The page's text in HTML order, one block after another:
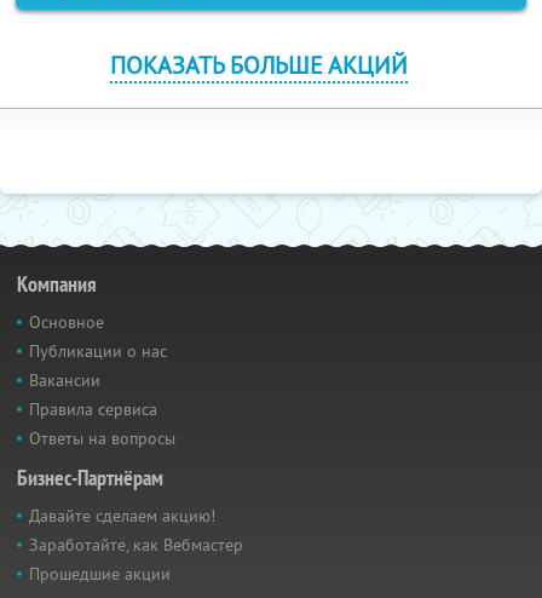
ПОКАЗАТЬ БОЛЬШЕ АКЦИЙ
Компания
Основное
Публикации о нас
Вакансии
Правила сервиса
Ответы на вопросы
Бизнес-Партнёрам
Давайте сделаем акцию!
Заработайте, как Вебмастер
Прошедшие акции